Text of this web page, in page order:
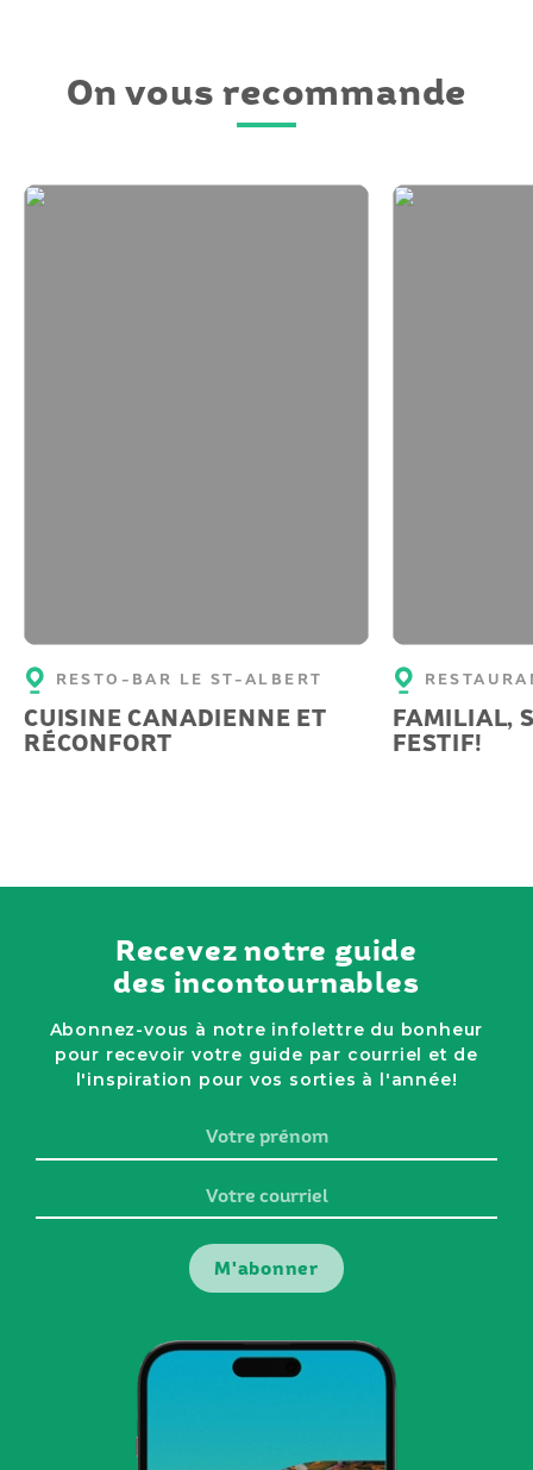
On vous recommande
RESTO-BAR LE ST-ALBERT
CUISINE CANADIENNE ET
RÉCONFORT
FAMILIAL,
FESTIF!
Recevez notre guide
des incontournables
Abonnez-vous à notre infolettre du bonheur
pour recevoir votre guide par courriel et de
l'inspiration pour vos sorties à l'année!
prénom
courriel